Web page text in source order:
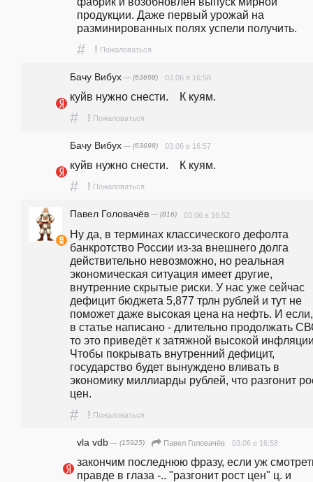
продукции. Даже первый урожай на
разминированных полях успели получить.
# ! Пожаловаться
Бачу Вибух — (63698) 03.06 в 16:58
куйв нужно снести.    К куям.
# ! Пожаловаться
Бачу Вибух — (63698) 03.06 в 16:57
куйв нужно снести.    К куям.
# ! Пожаловаться
Павел Головачёв — (816) 03.06 в 16:52
Ну да, в терминах классического дефолта
банкротство России из-за внешнего долга
действительно невозможно, но реальная
экономическая ситуация имеет другие,
внутренние скрытые риски. У нас уже сейчас
дефицит бюджета 5,877 трлн рублей и тут не
поможет даже высокая цена на нефть. И если,
в статье написано - длительно продолжать
то это приведёт к затяжной высокой
Чтобы покрывать внутренний дефицит,
государство будет вынуждено вливать в
экономику миллиарды рублей, что разгонит
цен.
# ! Пожаловаться
vla vdb — (15925) Павел Головачёв 03.06 в 16:58
закончим последнюю фразу, если уж
правде в глаза -.. "разгонит рост цен" ц. и